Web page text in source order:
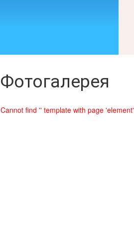
Фотогалерея
Cannot find '' template with page 'element'